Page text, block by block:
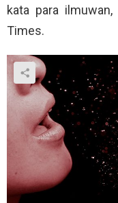
kata para
Times.